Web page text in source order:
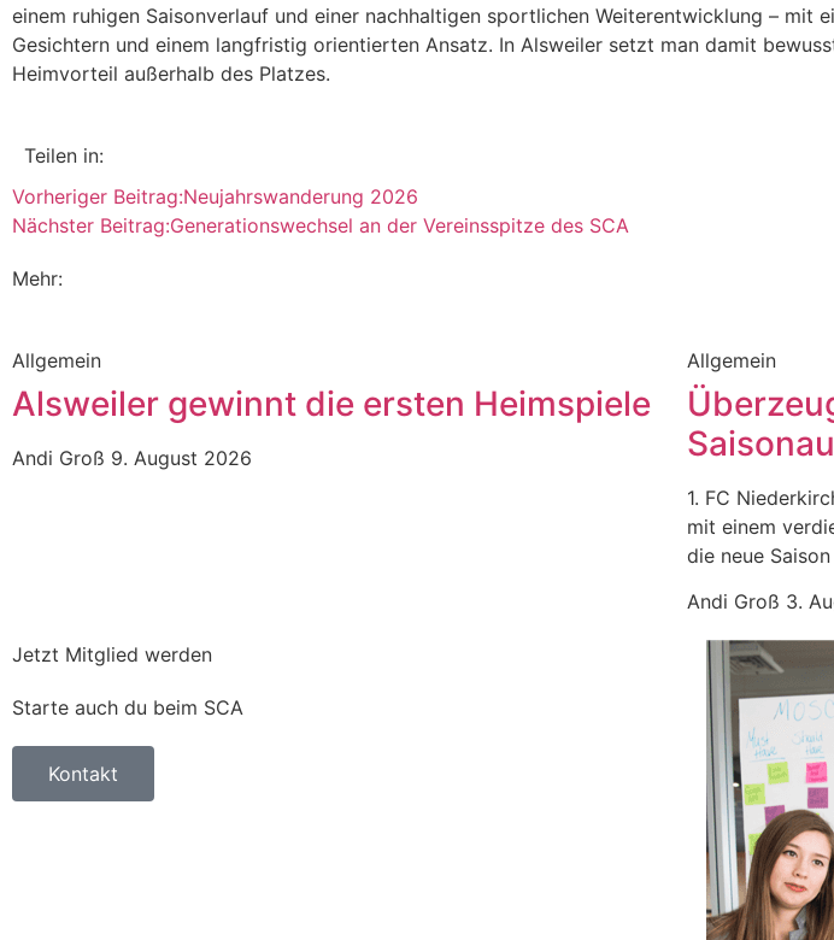
einem ruhigen Saisonverlauf und einer nachhaltigen sportlichen Weiterentwicklung – mit
Gesichtern und einem langfristig orientierten Ansatz. In Alsweiler setzt man damit
Heimvorteil außerhalb des Platzes.
Teilen in:
Vorheriger Beitrag:Neujahrswanderung 2026
Nächster Beitrag:Generationswechsel an der Vereinsspitze des SCA
Mehr:
Allgemein
Alsweiler gewinnt die ersten Heimspiele
Andi Groß 9. August 2026
Allgemein
1. FC
mit einem
die neue
Andi Groß 3.
Jetzt Mitglied werden
Starte auch du beim SCA
Kontakt